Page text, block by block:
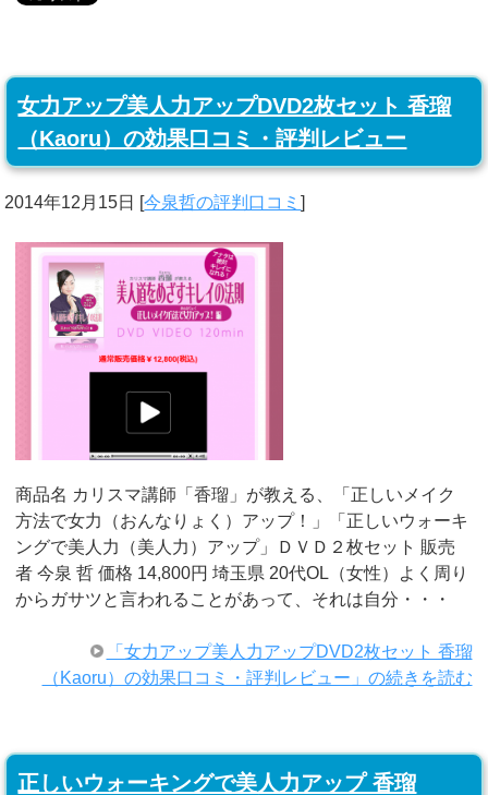
女力アップ美人力アップDVD2枚セット 香瑠
（Kaoru）の効果口コミ・評判レビュー
2014年12月15日 [今泉哲の評判口コミ]
商品名 カリスマ講師「香瑠」が教える、「正しいメイク
方法で女力（おんなりょく）アップ！」「正しいウォーキ
ングで美人力（美人力）アップ」ＤＶＤ２枚セット 販売
者 今泉 哲 価格 14,800円 埼玉県 20代OL（女性）よく周り
からガサツと言われることがあって、それは自分・・・
「女力アップ美人力アップDVD2枚セット 香瑠
（Kaoru）の効果口コミ・評判レビュー」の続きを読む
正しいウォーキングで美人力アップ 香瑠